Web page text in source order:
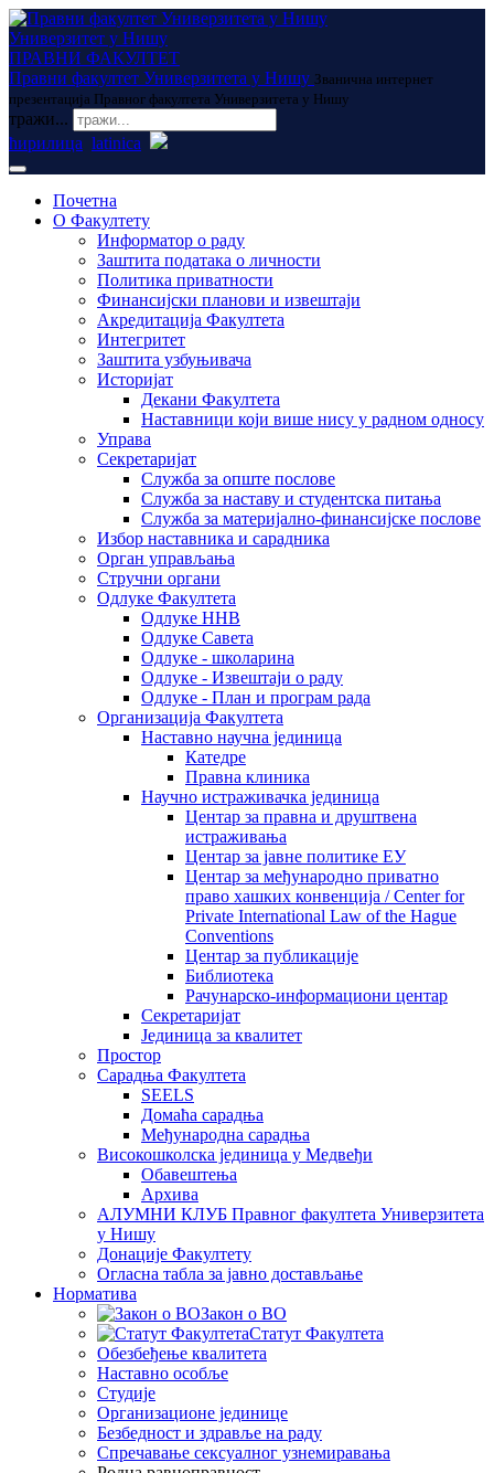
Универзитет у Нишу
ПРАВНИ ФАКУЛТЕТ
Правни факултет Универзитета у Нишу Званична интернет
презентација Правног факултета Универзитета у Нишу
тражи...
ћирилица latinica
Почетна
О Факултету
Информатор о раду
Заштита података о личности
Политика приватности
Финансијски планови и извештаји
Акредитација Факултета
Интегритет
Заштита узбуњивача
Историјат
Декани Факултета
Наставници који више нису у радном односу
Управа
Секретаријат
Служба за опште послове
Служба за наставу и студентска питања
Служба за материјално-финансијске послове
Избор наставника и сарадника
Oрган управљања
Стручни органи
Одлуке Факултета
Одлуке ННВ
Одлуке Савета
Одлуке - школарина
Одлуке - Извештаји о раду
Одлуке - План и програм рада
Организација Факултета
Наставно научна јединица
Катедре
Правна клиника
Научно истраживачка јединица
Центар за правна и друштвена
истраживања
Центар за јавне политике ЕУ
Центар за међународно приватно
право хашких конвенција / Center for
Private International Law of the Hague
Conventions
Центар за публикације
Библиотека
Рачунарско-информациони центар
Секретаријат
Јединица за квалитет
Простор
Сарадња Факултета
SEELS
Домаћа сарадња
Међународна сарадња
Високошколска јединица у Медвеђи
Обавештења
Архива
АЛУМНИ КЛУБ Правног факултета Универзитета
у Нишу
Донације Факултету
Огласна табла за јавно достављање
Норматива
Закон о ВО
Статут Факултета
Обезбеђење квалитета
Наставно особље
Студије
Организационе јединице
Безбедност и здравље на раду
Спречавање сексуалног узнемиравања